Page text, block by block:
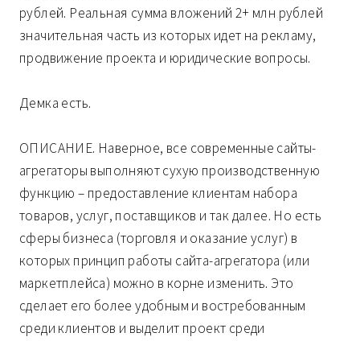
рублей. Реальная сумма вложений 2+ млн рублей
значительная часть из которых идет на рекламу,
продвижение проекта и юридические вопросы.
Демка есть.
ОПИСАНИЕ. Наверное, все современные сайты-
агрегаторы выполняют сухую производственную
функцию – предоставление клиентам набора
товаров, услуг, поставщиков и так далее. Но есть
сферы бизнеса (торговля и оказание услуг) в
которых принцип работы сайта-агрегатора (или
маркетплейса) можно в корне изменить. Это
сделает его более удобным и востребованным
среди клиентов и выделит проект среди